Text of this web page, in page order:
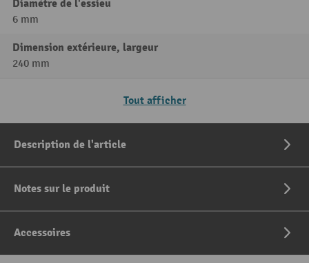
Diamètre de l'essieu
6 mm
Dimension extérieure, largeur
240 mm
Tout afficher
Description de l'article
Notes sur le produit
Accessoires